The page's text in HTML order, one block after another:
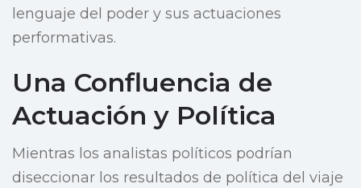
lenguaje del poder y sus actuaciones
performativas.
Una Confluencia de
Actuación y Política
Mientras los analistas políticos podrían
diseccionar los resultados de política del viaje